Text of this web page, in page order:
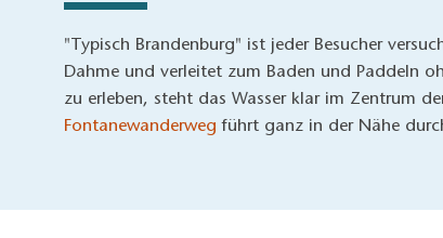
"Typisch Brandenburg" ist jeder Besucher
Dahme und verleitet zum Baden und Paddeln
zu erleben, steht das Wasser klar im Zentrum
Fontanewanderwegführt ganz in der Nähe